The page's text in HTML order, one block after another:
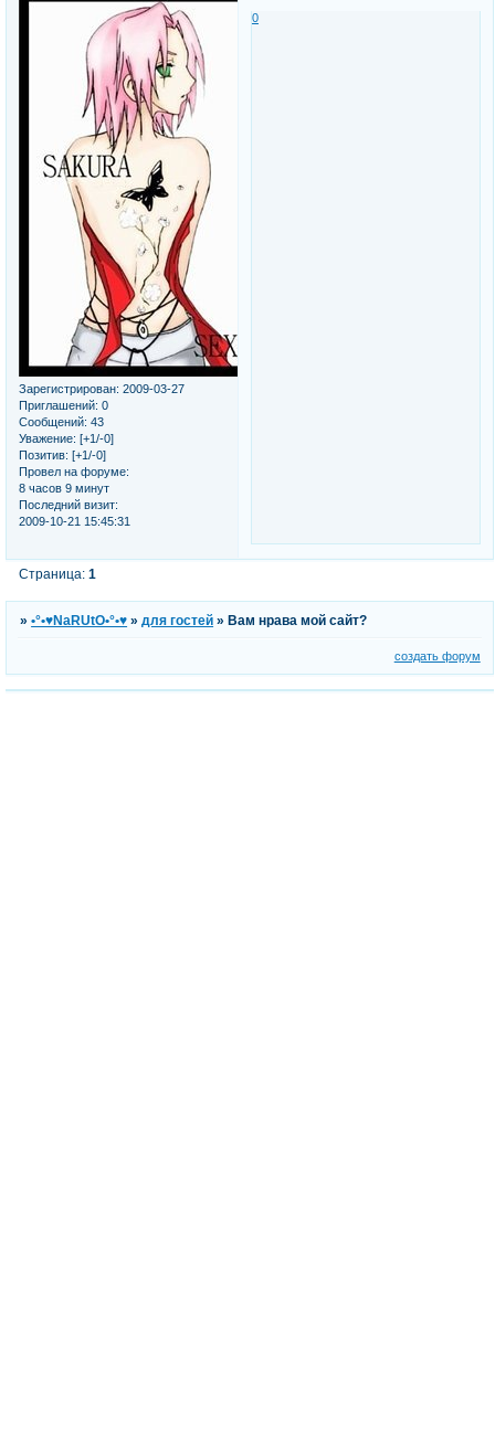
Зарегистрирован: 2009-03-27
Приглашений: 0
Сообщений: 43
Уважение: [+1/-0]
Позитив: [+1/-0]
Провел на форуме:
8 часов 9 минут
Последний визит:
2009-10-21 15:45:31
0
Страница:1
»•°•♥NaRUtO•°•♥ »для гостей » Вам нрава мой сайт?
создать форум